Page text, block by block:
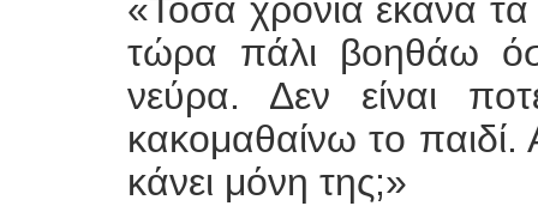
«Τόσα χρόνια έκανα τα
τώρα πάλι βοηθάω
νεύρα. Δεν είναι
κακομαθαίνω το παιδί.
κάνει μόνη της;»